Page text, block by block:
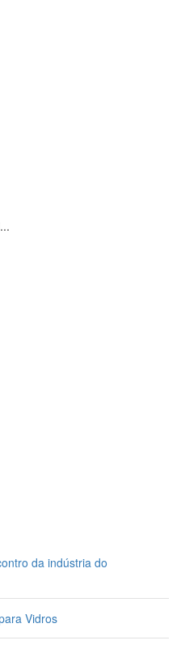
da indústria do
Vidros